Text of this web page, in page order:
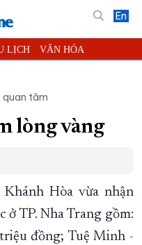
En
LỊCH VĂN HÓA
BẠN ĐỌC
ĐỌC BÁO ONLINE
CẮT ĐIỆN
quan tâm
lòng vàng
Hòa vừa nhận
ở TP. Nha Trang gồm:
đồng; Tuệ Minh -